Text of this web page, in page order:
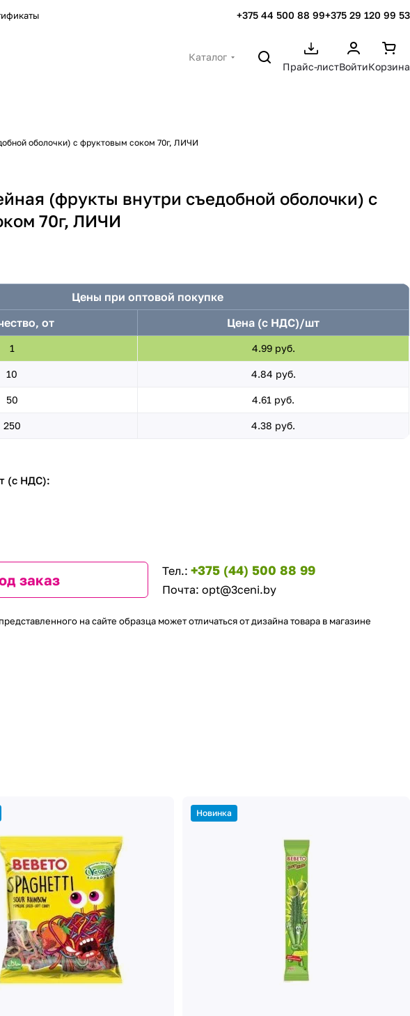
+375 44 500 88 99+375 29 120 99 53
Каталог
Прайс-листВойтиКорзина
оболочки) с фруктовым соком 70г, ЛИЧИ
(фрукты внутри съедобной оболочки) с
70г, ЛИЧИ
Цены при оптовой покупке
от
Цена (с НДС)/шт
1 4.99 руб.
10 4.84 руб.
50 4.61 руб.
250 4.38 руб.
(с НДС):
заказ
Тел.: +375 (44) 500 88 99
Почта: opt@3ceni.by
на сайте образца может отличаться от дизайна товара в магазине
Новинка